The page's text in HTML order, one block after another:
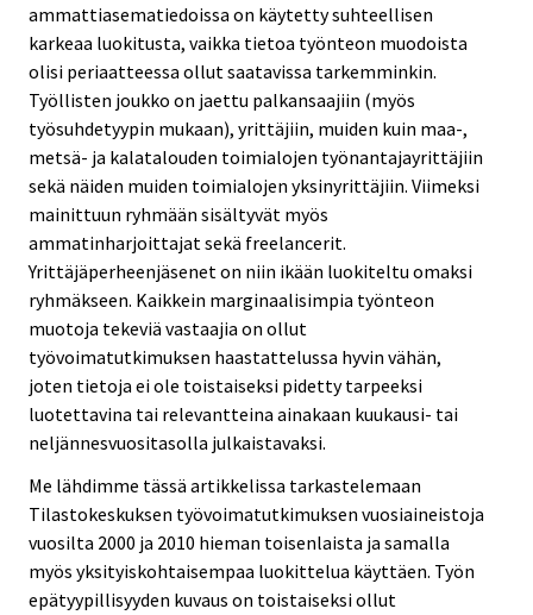
ammattiasematiedoissa on käytetty suhteellisen
karkeaa luokitusta, vaikka tietoa työnteon muodoista
olisi periaatteessa ollut saatavissa tarkemminkin.
Työllisten joukko on jaettu palkansaajiin (myös
työsuhdetyypin mukaan), yrittäjiin, muiden kuin maa-,
metsä- ja kalatalouden toimialojen työnantajayrittäjiin
sekä näiden muiden toimialojen yksinyrittäjiin. Viimeksi
mainittuun ryhmään sisältyvät myös
ammatinharjoittajat sekä freelancerit.
Yrittäjäperheenjäsenet on niin ikään luokiteltu omaksi
ryhmäkseen. Kaikkein marginaalisimpia työnteon
muotoja tekeviä vastaajia on ollut
työvoimatutkimuksen haastattelussa hyvin vähän,
joten tietoja ei ole toistaiseksi pidetty tarpeeksi
luotettavina tai relevantteina ainakaan kuukausi- tai
neljännesvuositasolla julkaistavaksi.
Me lähdimme tässä artikkelissa tarkastelemaan
Tilastokeskuksen työvoimatutkimuksen vuosiaineistoja
vuosilta 2000 ja 2010 hieman toisenlaista ja samalla
myös yksityiskohtaisempaa luokittelua käyttäen. Työn
epätyypillisyyden kuvaus on toistaiseksi ollut